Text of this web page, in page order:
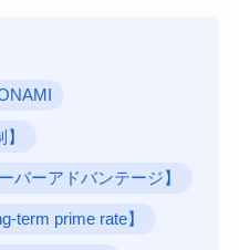
バーアドバンテージ】
term prime rate】